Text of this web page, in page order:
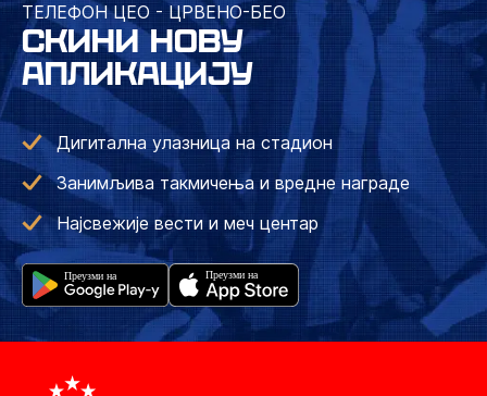
ТЕЛЕФОН ЦЕО - ЦРВЕНО-БЕО
СКИНИ НОВУ
АПЛИКАЦИЈУ
Дигитална улазница на стадион
Занимљива такмичења и вредне награде
Најсвежије вести и меч центар